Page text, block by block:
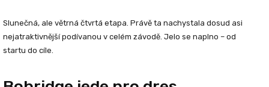
Slunečná, ale větrná čtvrtá etapa. Právě ta nachystala dosud asi
nejatraktivnější podívanou v celém závodě. Jelo se naplno – od
startu do cíle.